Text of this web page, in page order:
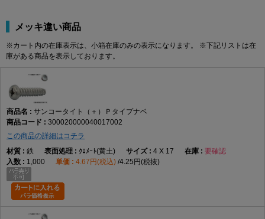
メッキ違い商品
※カート内の在庫表示は、小箱在庫のみの表示になります。 ※下記リストは在
庫がある商品を表示しております。
サンコータイト（＋）Ｐタイプナベ
300020000040017002
この商品の詳細はコチラ
鉄
ｸﾛﾒｰﾄ(黄土) 4 X 17
要確認
1,000
4.67円(税込) 4.25円(税抜)